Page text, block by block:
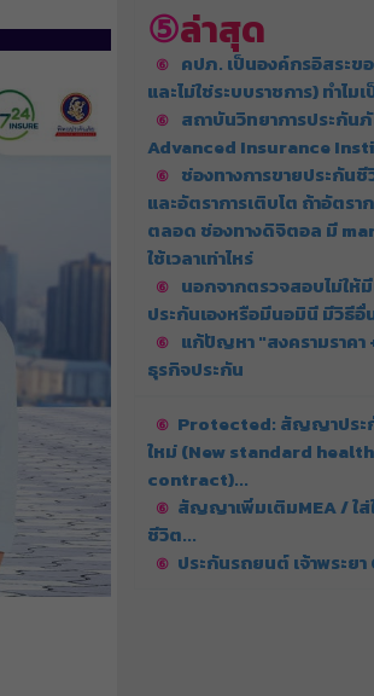
ล่าสุด
คปภ. เป็นองค์กรอิสระข
และไม่ใช่ระบบราชการ) ทำไม
สถาบันวิทยาการประกัน
Advanced Insurance
ช่องทางการขายประกัน
และอัตราการเติบโต ถ้าอัตร
ตลอด ช่องทางดิจิตอล มี
ใช้เวลาเท่าไหร่
นอกจากตรวจสอบไม่ให้
ประกันเองหรือมีนอมินี มีวิธีอื่
แก้ปัญหา "สงครามราคา
ธุรกิจประกัน
Protected: สัญญาประ
ใหม่ (New standard
contract)...
สัญญาเพิ่มเติมMEA / ใส่
ชีวิต...
ประกันรถยนต์ เจ้าพระยา